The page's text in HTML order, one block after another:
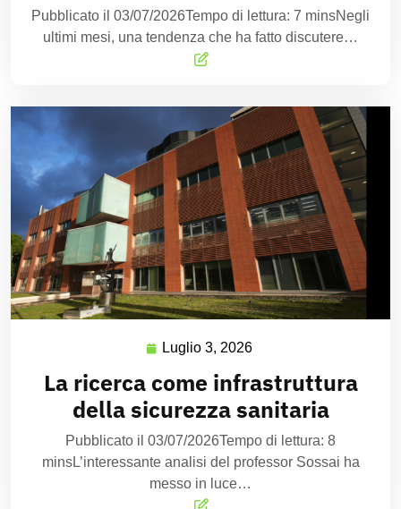
Pubblicato il 03/07/2026Tempo di lettura: 7 minsNegli
ultimi mesi, una tendenza che ha fatto discutere…
Luglio 3, 2026
La ricerca come infrastruttura
della sicurezza sanitaria
Pubblicato il 03/07/2026Tempo di lettura: 8
minsL’interessante analisi del professor Sossai ha
messo in luce…